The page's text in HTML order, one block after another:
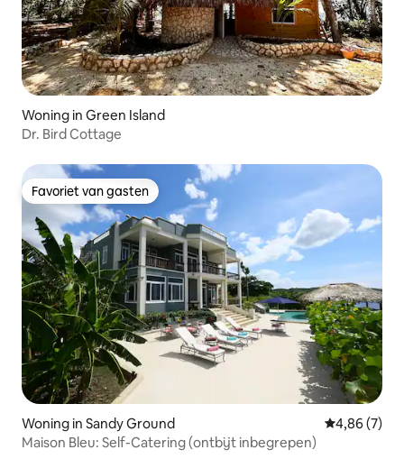
Woning in Green Island
Dr. Bird Cottage
Favoriet van gasten
Favoriet van gasten
Woning in Sandy Ground Gemiddelde
4,86 (7)
Maison Bleu: Self-Catering (ontbijt inbegrepen)